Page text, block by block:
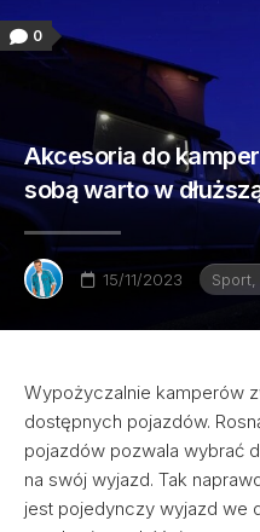
0
Akcesoria do
sobą warto w
15/11/2023
Wypożyczalnie kamperów
dostępnych pojazdów.
pojazdów pozwala wybrać
na swój wyjazd. Tak
jest pojedynczy wyjazd we